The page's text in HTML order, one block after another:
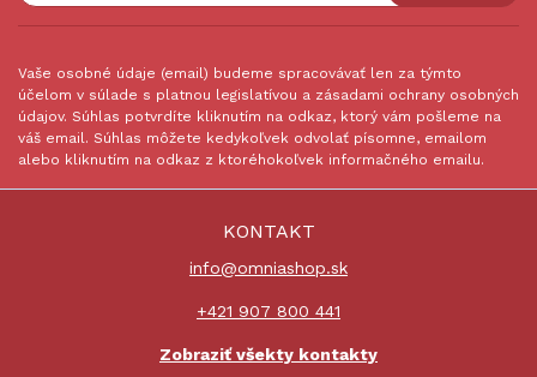
Vaše osobné údaje (email) budeme spracovávať len za týmto
účelom v súlade s platnou legislatívou a zásadami ochrany osobných
údajov. Súhlas potvrdíte kliknutím na odkaz, ktorý vám pošleme na
váš email. Súhlas môžete kedykoľvek odvolať písomne, emailom
alebo kliknutím na odkaz z ktoréhokoľvek informačného emailu.
KONTAKT
info@omniashop.sk
+421 907 800 441
Zobraziť všekty kontakty